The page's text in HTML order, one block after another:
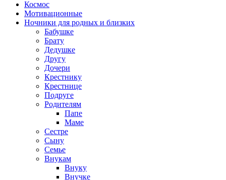
Космос
Мотивационные
Ночники для родных и близких
Бабушке
Брату
Дедушке
Другу
Дочери
Крестнику
Крестнице
Подруге
Родителям
Папе
Маме
Сестре
Сыну
Семье
Внукам
Внуку
Внучке